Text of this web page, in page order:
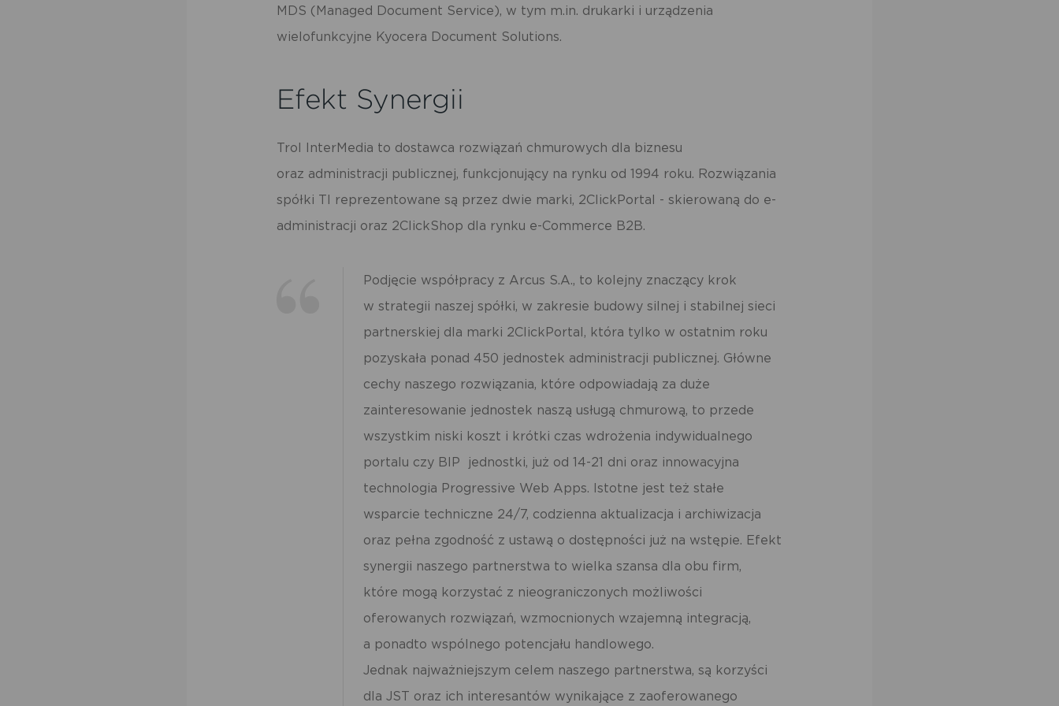
MDS (Managed Document Service), w tym m.in. drukarki i urządzenia
wielofunkcyjne Kyocera Document Solutions.
Efekt Synergii
Trol InterMedia to dostawca rozwiązań chmurowych dla biznesu
oraz administracji publicznej, funkcjonujący na rynku od 1994 roku. Rozwiązania
spółki TI reprezentowane są przez dwie marki, 2ClickPortal - skierowaną do e-
administracji oraz 2ClickShop dla rynku e-Commerce B2B.
Podjęcie współpracy z Arcus S.A., to kolejny znaczący krok
w strategii naszej spółki, w zakresie budowy silnej i stabilnej sieci
partnerskiej dla marki 2ClickPortal, która tylko w ostatnim roku
pozyskała ponad 450 jednostek administracji publicznej. Główne
cechy naszego rozwiązania, które odpowiadają za duże
zainteresowanie jednostek naszą usługą chmurową, to przede
wszystkim niski koszt i krótki czas wdrożenia indywidualnego
portalu czy BIP jednostki, już od 14-21 dni oraz innowacyjna
technologia Progressive Web Apps. Istotne jest też stałe
wsparcie techniczne 24/7, codzienna aktualizacja i archiwizacja
oraz pełna zgodność z ustawą o dostępności już na wstępie. Efekt
synergii naszego partnerstwa to wielka szansa dla obu firm,
które mogą korzystać z nieograniczonych możliwości
oferowanych rozwiązań, wzmocnionych wzajemną integracją,
a ponadto wspólnego potencjału handlowego.
Jednak najważniejszym celem naszego partnerstwa, są korzyści
dla JST oraz ich interesantów wynikające z zaoferowanego
usług. Firmy te działają w charakterze pośredników prezentujących nasze treści w